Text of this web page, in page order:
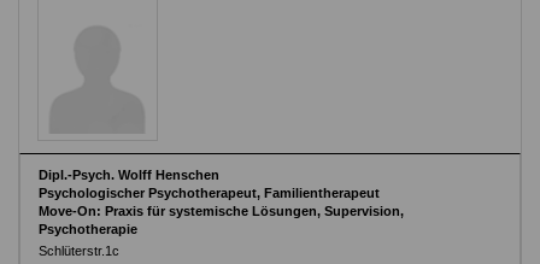
Dipl.-Psych. Wolff Henschen
Psychologischer Psychotherapeut, Familientherapeut
Move-On: Praxis für systemische Lösungen, Supervision,
Psychotherapie
Schlüterstr.1c